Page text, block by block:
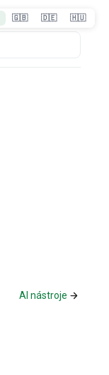
AI nástroje
🇬🇧 🇩🇪 🇭🇺